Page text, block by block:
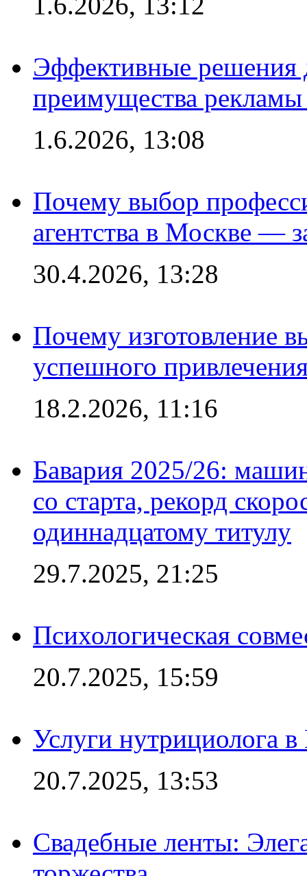
Эффективные решения
преимущества рекламы
1.6.2026, 13:08
Почему выбор
агентства в Москве —
30.4.2026, 13:28
Почему изготовление
успешного
18.2.2026, 11:16
Бавария 2025/26:
со старта, рекорд
одиннадцатому титулу
29.7.2025, 21:25
Психологическая
20.7.2025, 15:59
Услуги нутрициолога
20.7.2025, 13:53
Свадебные ленты: